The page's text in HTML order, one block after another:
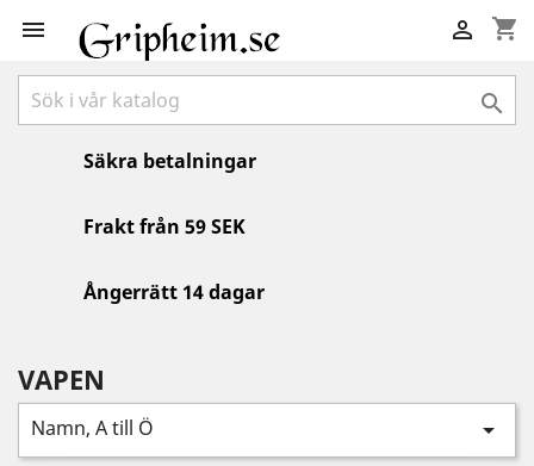
 shopping_cart


Säkra betalningar
Frakt från 59 SEK
Ångerrätt 14 dagar
VAPEN
Namn, A till Ö 